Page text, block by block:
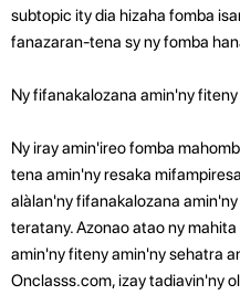
subtopic ity dia hizaha fomba
fanazaran-tena sy ny fomba
Ny fifanakalozana amin'ny
Ny iray amin'ireo fomba
tena amin'ny resaka
alàlan'ny fifanakalozana
teratany. Azonao atao ny
amin'ny fiteny amin'ny sehatra
Onclasss.com, izay tadiavin'ny